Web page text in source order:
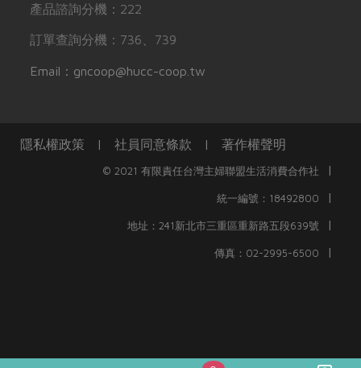
產品諮詢分機：222
訂單查詢分機：736、739
Email：gncoop@hucc-coop.tw
隱私權政策 | 社員同意條款 | 著作權聲明
© 2021 有限責任台灣主婦聯盟生活消費合作社 |
統一編號：18492800 |
地址：241新北市三重區重新路五段639號 |
傳真：02-2995-6500 |